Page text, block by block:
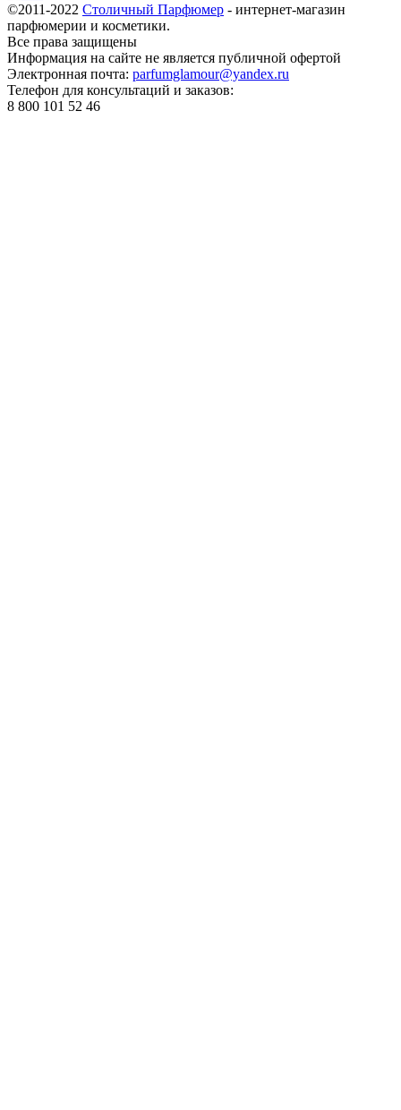
©2011-2022 Столичный Парфюмер - интернет-магазин
парфюмерии и косметики.
Все права защищены
Информация на сайте не является публичной офертой
Электронная почта: parfumglamour@yandex.ru
Телефон для консультаций и заказов:
8 800 101 52 46